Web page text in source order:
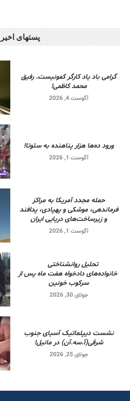
پستهای اخیر
گرامی باد یاد کارگر کمونیست. رفیق
محمد کاظمی!
آگوست 4, 2026
ورود ده‌ها هزار پناهنده به سئوتا!
آگوست 1, 2026
حمله مجدد آمریکا به مراکز
فرماندهی، موشکی و پهپادی، پدافند
و زیرساخت‌های دریایی ایران
آگوست 1, 2026
تحلیل روانشناختی
خانواده‌های دادخواه هفت ماه پس از
سرکوب خونین
جولای 30, 2026
نشست دیپلماتیک آسیای جنوب
شرقی‌(آ.سه.آن) در مانیل!
جولای 25, 2026